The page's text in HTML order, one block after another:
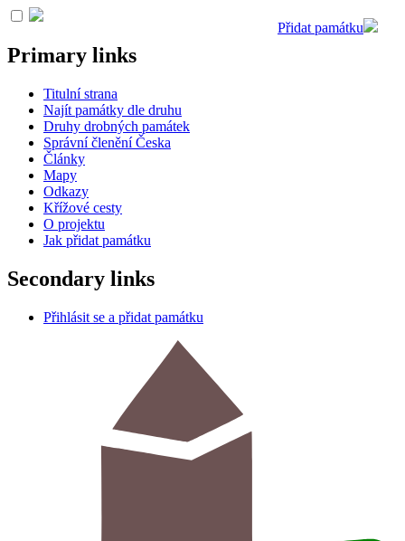
Primary links
Titulní strana
Najít památky dle druhu
Druhy drobných památek
Správní členění Česka
Články
Mapy
Odkazy
Křížové cesty
O projektu
Jak přidat památku
Secondary links
Přihlásit se a přidat památku
Přidat památku